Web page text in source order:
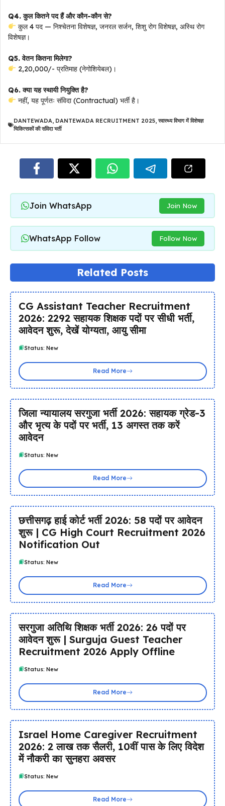
Q4. कुल कितने पद हैं और कौन-कौन से?
कुल 4 पद — निश्चेतना विशेषज्ञ, जनरल सर्जन, शिशु रोग विशेषज्ञ, अस्थि रोग
विशेषज्ञ।
Q5. वेतन कितना मिलेगा?
₹2,20,000/- प्रतिमाह (नेगोशियेबल)।
Q6. क्या यह स्थायी नियुक्ति है?
नहीं, यह पूर्णतः संविदा (Contractual) भर्ती है।
DANTEWADA, DANTEWADA RECRUITMENT 2025, स्वास्थ्य विभाग में विशेषज्ञ
चिकित्सकों की संविदा भर्ती
Join WhatsApp Join Now
WhatsApp Follow Follow Now
Related Posts
CG Assistant Teacher Recruitment
2026: 2292 सहायक शिक्षक पदों पर सीधी भर्ती,
आवेदन शुरू, देखें योग्यता, आयु सीमा
Status: New
Read More
जिला न्यायालय सरगुजा भर्ती 2026: सहायक ग्रेड-3
और भृत्य के पदों पर भर्ती, 13 अगस्त तक करें
आवेदन
Status: New
Read More
छत्तीसगढ़ हाई कोर्ट भर्ती 2026: 58 पदों पर आवेदन
शुरू | CG High Court Recruitment 2026
Notification Out
Status: New
Read More
सरगुजा अतिथि शिक्षक भर्ती 2026: 26 पदों पर
आवेदन शुरू | Surguja Guest Teacher
Recruitment 2026 Apply Offline
Status: New
Read More
Israel Home Caregiver Recruitment
2026: ₹2 लाख तक सैलरी, 10वीं पास के लिए विदेश
में नौकरी का सुनहरा अवसर
Status: New
Read More